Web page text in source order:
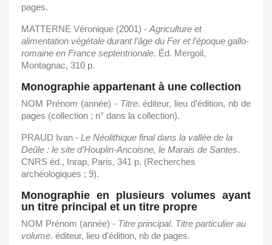
pages.
MATTERNE Véronique (2001) - Agriculture et
alimentation végétale durant l’âge du Fer et l’époque gallo-
romaine en France septentrionale. Éd. Mergoil,
Montagnac, 310 p.
Monographie appartenant à une collection
NOM Prénom (année) - Titre. éditeur, lieu d’édition, nb de
pages (collection ; n° dans la collection).
PRAUD Ivan - Le Néolithique final dans la vallée de la
Deûle : le site d’Houplin-Ancoisne, le Marais de Santes.
CNRS éd., Inrap, Paris, 341 p. (Recherches
archéologiques ; 9).
Monographie en plusieurs volumes ayant
un titre principal et un titre propre
NOM Prénom (année) - Titre principal. Titre particulier au
volume. éditeur, lieu d’édition, nb de pages.